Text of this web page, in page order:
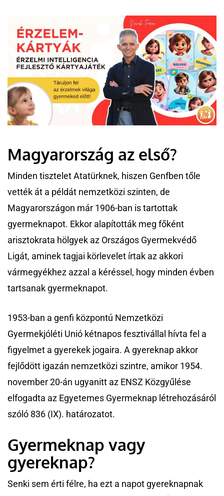
Magyarország az első?
Minden tisztelet Atatürknek, hiszen Genfben tőle
vették át a példát nemzetközi szinten, de
Magyarországon már 1906-ban is tartottak
gyermeknapot. Ekkor alapították meg főként
arisztokrata hölgyek az Országos Gyermekvédő
Ligát, aminek tagjai körlevelet írtak az akkori
vármegyékhez azzal a kéréssel, hogy minden évben
tartsanak gyermeknapot.
1953-ban a genfi központú Nemzetközi
Gyermekjóléti Unió kétnapos fesztivállal hívta fel a
figyelmet a gyerekek jogaira. A gyereknap akkor
fejlődött igazán nemzetközi szintre, amikor 1954.
november 20-án ugyanitt az ENSZ Közgyűlése
elfogadta az Egyetemes Gyermeknap létrehozásáról
szóló 836 (IX). határozatot.
Gyermeknap vagy
gyereknap?
Senki sem érti félre, ha ezt a napot gyereknapnak